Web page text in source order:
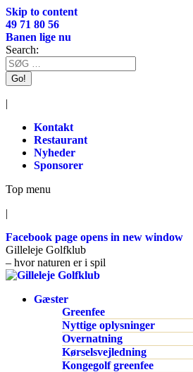
Skip to content
49 71 80 56
Banen lige nu
Search:
|
Kontakt
Restaurant
Nyheder
Sponsorer
Top menu
|
Facebook page opens in new window
Gilleleje Golfklub
– hvor naturen er i spil
Gæster
Greenfee
Nyttige oplysninger
Overnatning
Kørselsvejledning
Kongegolf greenfee